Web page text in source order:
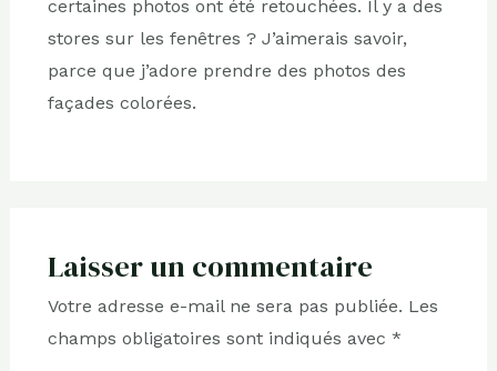
certaines photos ont été retouchées. Il y a des
stores sur les fenêtres ? J’aimerais savoir,
parce que j’adore prendre des photos des
façades colorées.
Laisser un commentaire
Votre adresse e-mail ne sera pas publiée. Les
champs obligatoires sont indiqués avec *